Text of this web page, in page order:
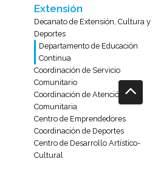
Extensión
Decanato de Extensión, Cultura y
Deportes
Departamento de Educación
Continua
Coordinación de Servicio
Comunitario
Coordinación de Atención
Comunitaria
Centro de Emprendedores
Coordinación de Deportes
Centro de Desarrollo Artístico-
Cultural